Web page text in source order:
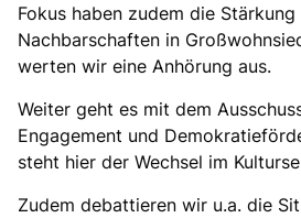
Fokus haben zudem die Stärkung
Nachbarschaften in
werten wir eine Anhörung aus.
Weiter geht es mit dem
Engagement und
steht hier der Wechsel im
Zudem debattieren wir u.a. die